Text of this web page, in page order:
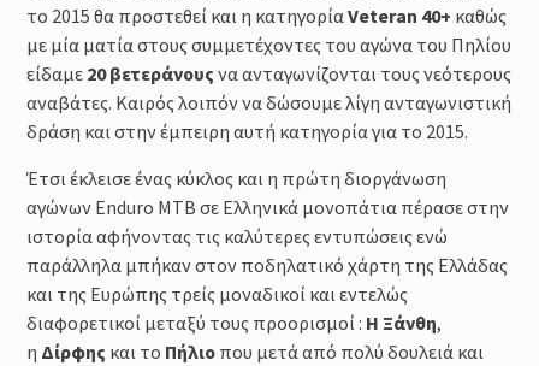
το 2015 θα προστεθεί και η κατηγορία Veteran 40+ καθώς
με μία ματία στους συμμετέχοντες του αγώνα του Πηλίου
είδαμε 20 βετεράνους να ανταγωνίζονται τους νεότερους
αναβάτες. Καιρός λοιπόν να δώσουμε λίγη ανταγωνιστική
δράση και στην έμπειρη αυτή κατηγορία για το 2015.
Έτσι έκλεισε ένας κύκλος και η πρώτη διοργάνωση
αγώνων Enduro MTB σε Ελληνικά μονοπάτια πέρασε στην
ιστορία αφήνοντας τις καλύτερες εντυπώσεις ενώ
παράλληλα μπήκαν στον ποδηλατικό χάρτη της Ελλάδας
και της Ευρώπης τρείς μοναδικοί και εντελώς
διαφορετικοί μεταξύ τους προορισμοί : Η Ξάνθη,
η Δίρφης και το Πήλιοπου μετά από πολύ δουλειά και